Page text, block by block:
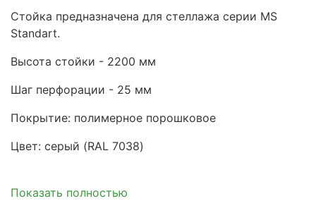
Стойка предназначена для стеллажа серии MS
Standart.
Высота стойки - 2200 мм
Шаг перфорации - 25 мм
Покрытие: полимерное порошковое
Цвет: серый (RAL 7038)
Показать полностью